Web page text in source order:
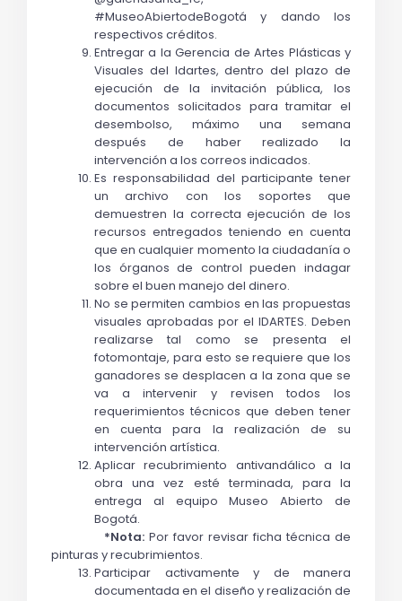
#MuseoAbiertodeBogotá y dando los
respectivos créditos.
Entregar a la Gerencia de Artes Plásticas y
Visuales del Idartes, dentro del plazo de
ejecución de la invitación pública, los
documentos solicitados para tramitar el
desembolso, máximo una semana
después de haber realizado la
intervención a los correos indicados.
Es responsabilidad del participante tener
un archivo con los soportes que
demuestren la correcta ejecución de los
recursos entregados teniendo en cuenta
que en cualquier momento la ciudadanía o
los órganos de control pueden indagar
sobre el buen manejo del dinero.
No se permiten cambios en las propuestas
visuales aprobadas por el IDARTES. Deben
realizarse tal como se presenta el
fotomontaje, para esto se requiere que los
ganadores se desplacen a la zona que se
va a intervenir y revisen todos los
requerimientos técnicos que deben tener
en cuenta para la realización de su
intervención artística.
Aplicar recubrimiento antivandálico a la
obra una vez esté terminada, para la
entrega al equipo Museo Abierto de
Bogotá.
*Nota: Por favor revisar ficha técnica de
pinturas y recubrimientos.
Participar activamente y de manera
documentada en el diseño y realización de